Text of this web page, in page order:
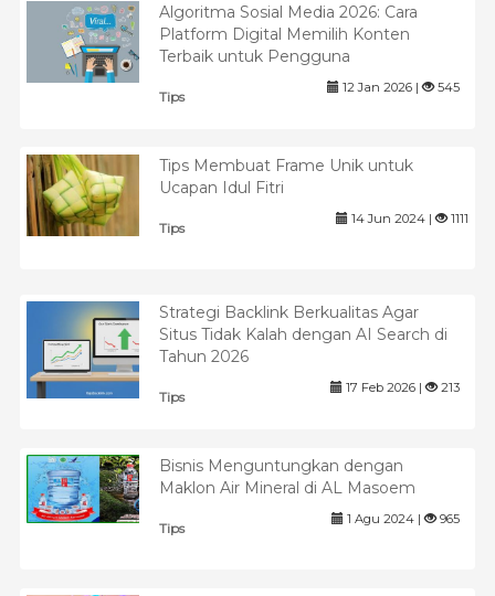
Algoritma Sosial Media 2026: Cara
Platform Digital Memilih Konten
Terbaik untuk Pengguna
Tips
12 Jan 2026 | 545
Tips Membuat Frame Unik untuk
Ucapan Idul Fitri
Tips
14 Jun 2024 | 1111
Strategi Backlink Berkualitas Agar
Situs Tidak Kalah dengan AI Search di
Tahun 2026
Tips
17 Feb 2026 | 213
Bisnis Menguntungkan dengan
Maklon Air Mineral di AL Masoem
Tips
1 Agu 2024 | 965